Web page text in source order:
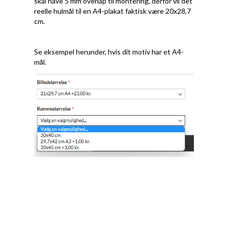
reelle hulmål til en A4-plakat faktisk være 20x28,7
cm.
Se eksempel herunder, hvis dit motiv har et A4-
mål.